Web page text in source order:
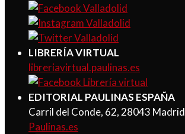
LIBRERÍA VIRTUAL
libreriavirtual.paulinas.es
EDITORIAL PAULINAS ESPAÑA
Carril del Conde, 62, 28043 Madrid
Paulinas.es